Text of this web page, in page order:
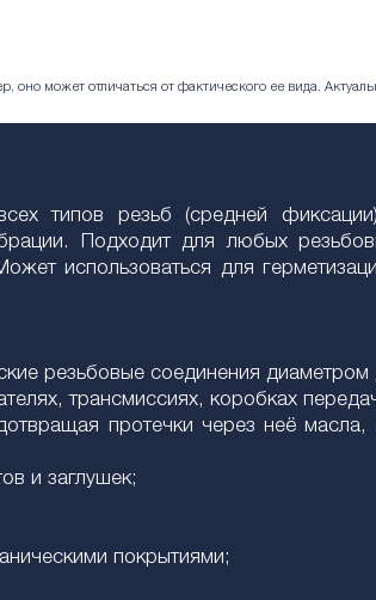
оно может отличаться от фактического ее вида.
типов резьб (средней
Подходит для любых
использоваться для
резьбовые соединения диаметром
трансмиссиях, коробках
протечки через неё
и заглушек;
покрытиями;